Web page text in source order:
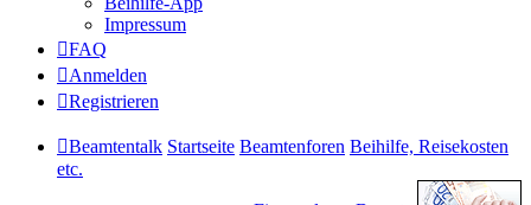
Impressum
FAQ
Anmelden
Registrieren
Beamtentalk Startseite Beamtenforen Beihilfe, Reisekosten
etc.